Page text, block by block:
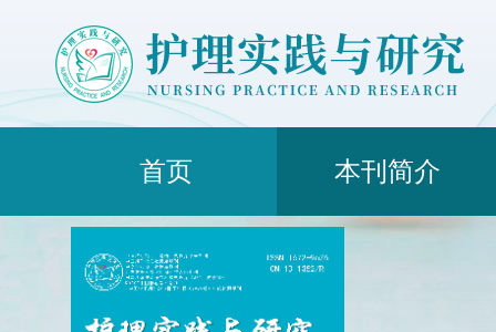
首页 本刊简介